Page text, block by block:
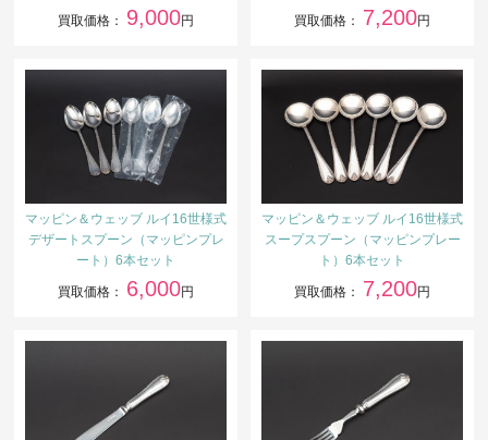
買取価格： 9,000円 買取価格： 7,200円
マッピン＆ウェッブ ルイ16世様式
デザートスプーン（マッピンプレ
ート）6本セット
買取価格： 6,000円
マッピン＆ウェッブ ルイ16世様式
スープスプーン（マッピンプレー
ト）6本セット
買取価格： 7,200円